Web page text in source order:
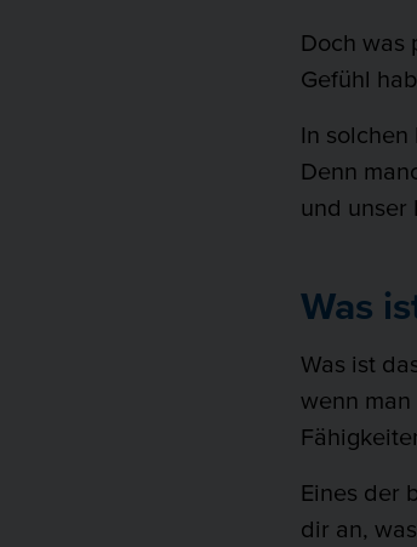
Doch was
Gefühl
In
Denn
und unser
Was
Was ist
wenn
Eines der
dir an,